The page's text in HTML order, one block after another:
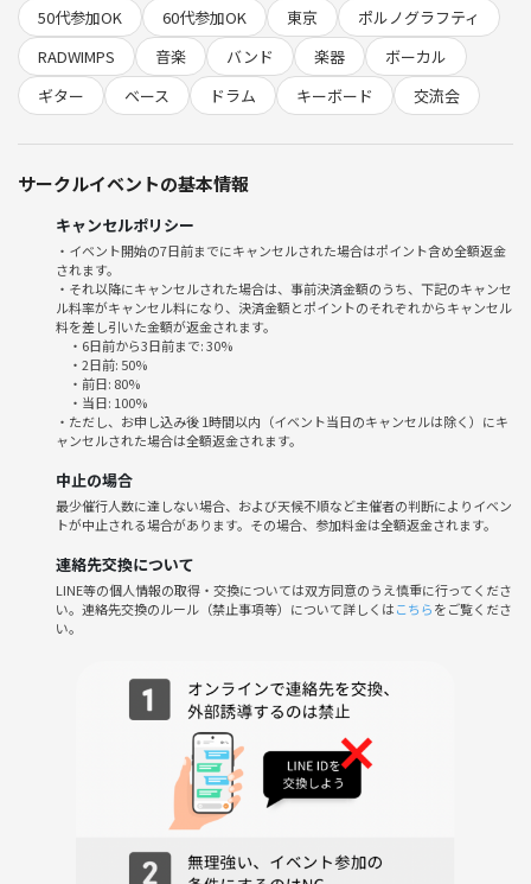
🌼内容
19:00～
練習＆合わせ「アゲハ蝶」｢前前前世」
20:00～
後半 フリータイム(リクエストで演奏)
楽器体験(ピアノ、ドラム、打楽器etc.....)
21:00～
飲食店などで交流会(1時間くらい目安)
┈┈┈┈┈┈┈┈┈┈┈┈┈┈┈┈┈┈┈┈
🎵 初参加・一人参加・未経験の方も安心！
参加者の約6割が初参加、9割以上がお一人での参加です。
楽器未経験の方も毎回いらっしゃるので、どなたでも気軽にご参加いた
だけます🎶
スタッフや経験者がサポートしますのでご安心ください☺️
🎹楽器を始めてみたいと思ってる方！
🎹久しぶりに楽器演奏をしたい方！
🎹趣味を増やしたい方！
🎹コミュニティを広げたい方！
など、どんな方でも大歓迎です‼️
┈┈┈┈┈┈┈┈┈┈┈┈┈┈┈┈┈┈┈┈
○楽器レンタルの場合はレンタル料をいただきます（ドラム、キーボー
ド1台、初心者用打楽器はこちらで用意します！）
○交流会ご飯飲み物代は別途お店でお支払いになります
初心者も経験者もお久しぶりの方も！！毎回皆さんでワイワイ楽しくや
50代参加OK
60代参加OK 東京
ポルノグラフティ
RADWIMPS
音楽 バンド 楽器
ボーカル
ギター
ベース ドラム キーボード 交流会
サークルイベントの基本情報
キャンセルポリシー
・イベント開始の7日前までにキャンセルされた場合はポイント含め全額返金
されます。
・それ以降にキャンセルされた場合は、事前決済金額のうち、下記のキャンセ
ル料率がキャンセル料になり、決済金額とポイントのそれぞれからキャンセル
料を差し引いた金額が返金されます。
・6日前から3日前まで: 30%
・2日前: 50%
・前日: 80%
・当日: 100%
・ただし、お申し込み後 1時間以内（イベント当日のキャンセルは除く）にキ
ャンセルされた場合は全額返金されます。
中止の場合
最少催行人数に達しない場合、および天候不順など主催者の判断によりイベン
トが中止される場合があります。その場合、参加料金は全額返金されます。
連絡先交換について
LINE等の個人情報の取得・交換については双方同意のうえ慎重に行ってくださ
い。連絡先交換のルール（禁止事項等）について詳しくはこちらをご覧くださ
い。